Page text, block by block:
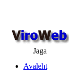
Jaga
Avaleht